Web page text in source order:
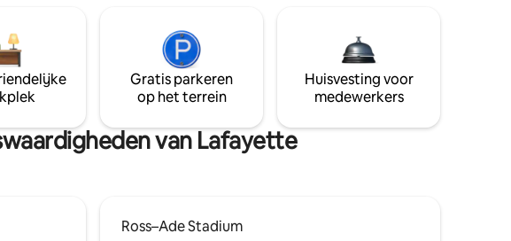
Gratis parkeren
op het terrein
Huisvesting voor
medewerkers
van Lafayette
Ross–Ade Stadium